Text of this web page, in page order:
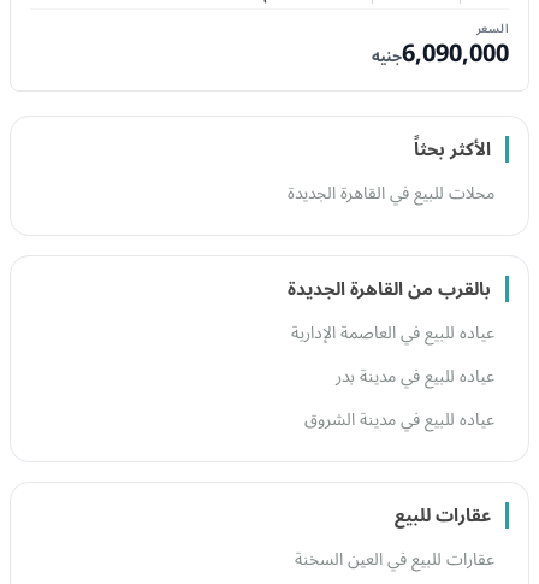
السعر
6,090,000جنيه
الأكثر بحثاً
محلات للبيع في القاهرة الجديدة
بالقرب من القاهرة الجديدة
عياده للبيع في العاصمة الإدارية
عياده للبيع في مدينة بدر
عياده للبيع في مدينة الشروق
عقارات للبيع
عقارات للبيع في العين السخنة